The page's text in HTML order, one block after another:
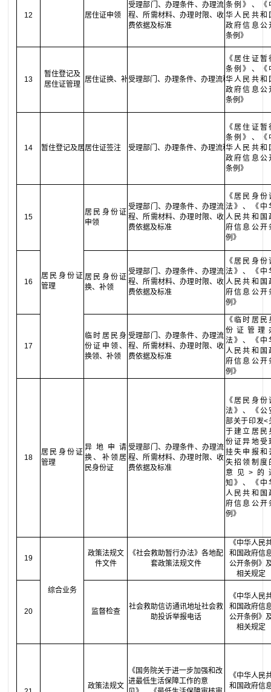
12 居住证申领
受理部门、办理条件、办理流
程、所需材料、办理时限、收
费依据及标准
条例》、《
华人民共和
政府信息公
条例》
13
暂住登记及
居住证管理
居住证换、补领受理部门、办理条件、办理流程、所需材料
《居住证暂
条例》、《
华人民共和
政府信息公
条例》
14 暂住登记及居住证管理
居住证签注 受理部门、办理条件、办理流程、所需材料
《居住证暂
条例》、《
华人民共和
政府信息公
条例》
15
居民身份证
管理
居民身份证
申领
受理部门、办理条件、办理流
程、所需材料、办理时限、收
费依据及标准
《居民身份
法》、《中
人民共和国
府信息公开
例》
16
居民身份证
换、补领
受理部门、办理条件、办理流
程、所需材料、办理时限、收
费依据及标准
《居民身份
法》、《中
人民共和国
府信息公开
例》
17
临时居民身
份证申领、
换领、补领
受理部门、办理条件、办理流
程、所需材料、办理时限、收
费依据及标准
《临时居民
份证管理
法》、《中
人民共和国
府信息公开
例》
18
居民身份证
管理
异地申请
换、补领居
民身份证
受理部门、办理条件、办理流
程、所需材料、办理时限、收
费依据及标准
《居民身份
法》、《公
部关于印发<
于建立居民
份证异地受
挂失申报和
失招领制度
意见>的
知》、《中
人民共和国
府信息公开
例》
19
综合业务
政策法规文
件文件
《社会救助暂行办法》各地配
套政策法规文件
《中华人民
和国政府信
公开条例》
相关规定
20 监督检查
社会救助信访通讯地址社会救
助投诉举报电话
《中华人民
和国政府信
公开条例》
相关规定
政策法规文
《国务院关于进一步加强和改
进最低生活保障工作的意
《中华人民
和国政府信